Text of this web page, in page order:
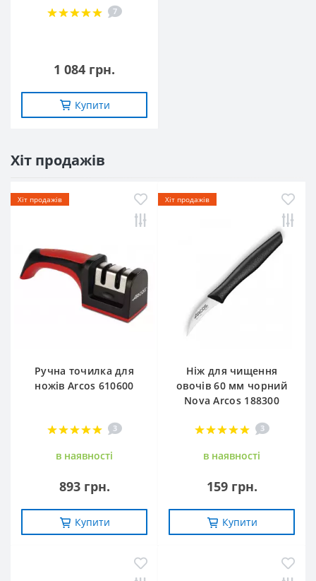
7
1 084 грн.
Купити
Хіт продажів
Хіт продажів
Ручна точилка для
ножів Arcos 610600
3
в наявностi
893 грн.
Купити
Хіт продажів
Ніж для чищення
овочів 60 мм чорний
Nova Arcos 188300
3
в наявностi
159 грн.
Купити